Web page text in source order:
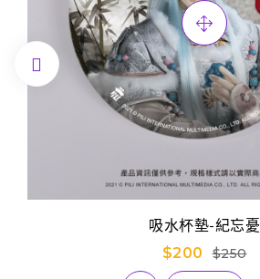
吸水杯墊-紀忘憂
$200
$250
